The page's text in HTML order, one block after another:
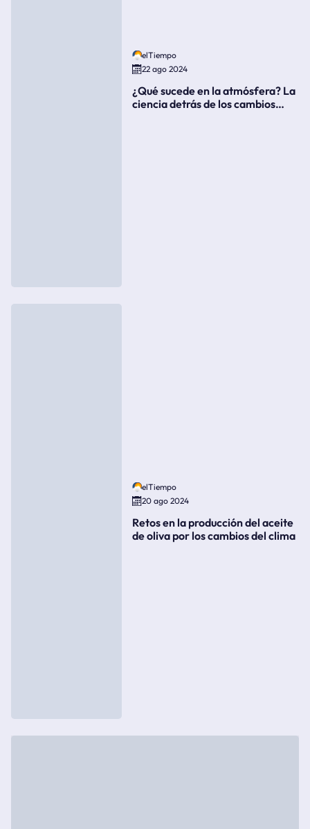
elTiempo
22 ago 2024
¿Qué sucede en la atmósfera? La
ciencia detrás de los cambios
elTiempo
20 ago 2024
Retos en la producción del aceite
de oliva por los cambios del clima